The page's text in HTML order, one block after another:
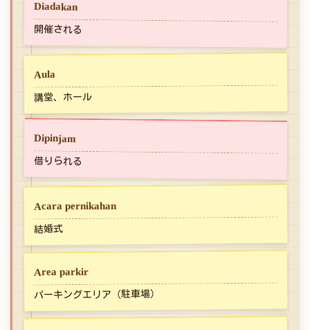
Diadakan
開催される
Aula
講堂、ホール
Dipinjam
借りられる
Acara pernikahan
結婚式
Area parkir
パーキングエリア（駐車場）